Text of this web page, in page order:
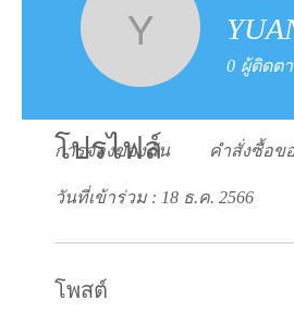
โปรไฟล์
วันที่เข้าร่วม : 18 ธ.ค. 2566
โพสต์
YUAN-
0 ผู้ติดต
การจองของฉัน คำสั่งซื้อข